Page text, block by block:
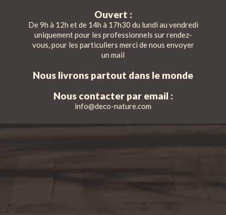
Ouvert :
De 9h à 12h et de 14h à 17h30 du lundi au vendredi
uniquement pour les professionnels sur rendez-
vous, pour les particuliers merci de nous envoyer
un mail
Nous livrons partout dans le monde
Nous contacter par email :
info@deco-nature.com